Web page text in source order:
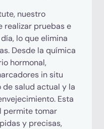
nuestro
realizar pruebas e
lo que elimina
Desde la química
hormonal,
in situ
salud actual y la
Esta
permite tomar
y precisas,